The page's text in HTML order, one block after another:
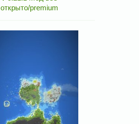
открыто/premium